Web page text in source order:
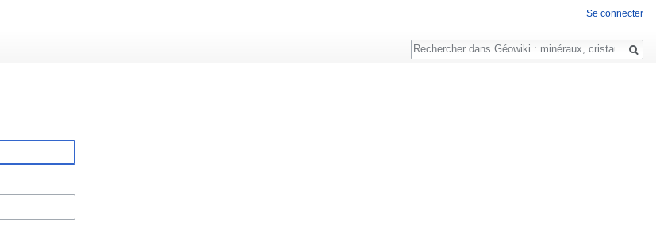
Se connecter
Rechercher